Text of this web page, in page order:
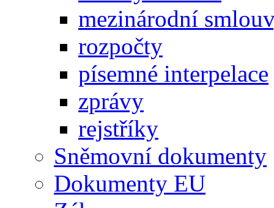
mezinárodní
rozpočty
písemné interpelace
zprávy
rejstříky
Sněmovní dokumenty
Dokumenty EU